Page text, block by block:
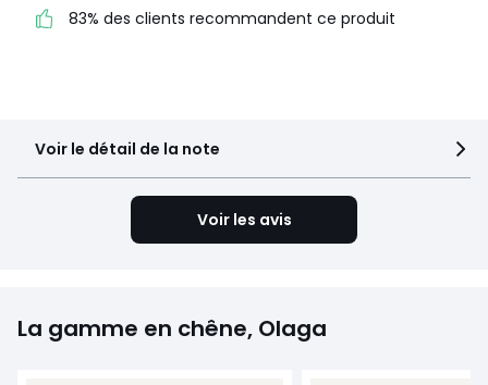
4 2
Voir le détail de la note
83% des clients recommandent ce produit
Voir les avis
La gamme en chêne, Olaga